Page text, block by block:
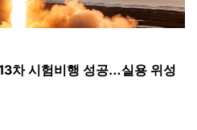
차 시험비행 성공…실용 위성